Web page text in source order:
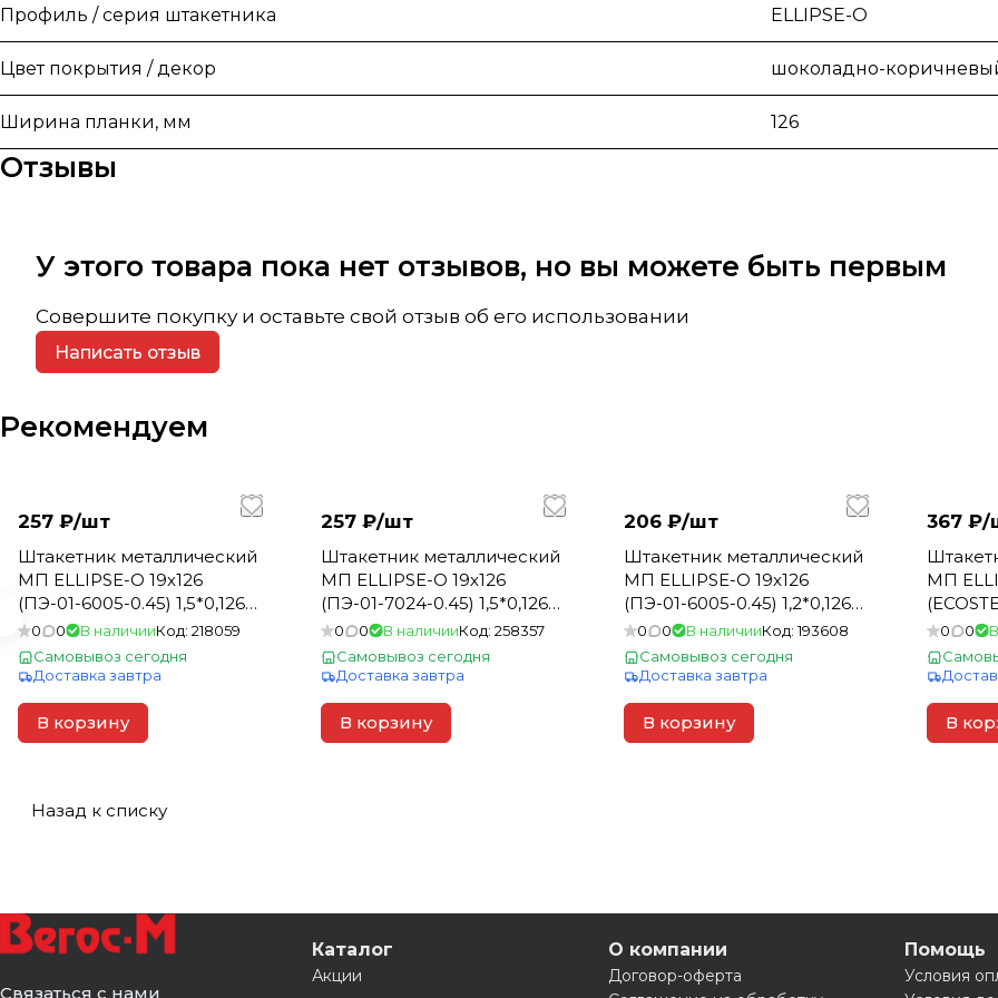
Профиль / серия штакетника ELLIPSE-O
Цвет покрытия / декор шоколадно-
Ширина планки, мм 126
Отзывы
У этого товара пока нет отзывов, но вы можете быть первым
Совершите покупку и оставьте свой отзыв об его использовании
Написать отзыв
Рекомендуем
257 ₽/шт
Штакетник металлический
МП ELLIPSE-О 19х126
(ПЭ-01-6005-0.45) 1,5*0,126
зеленый мох (1шт=0,189м2)
0 0 В наличииКод: 218059
Самовывоз сегодня
Доставка завтра
В корзину
257 ₽/шт
Штакетник металлический
МП ELLIPSE-О 19х126
(ПЭ-01-7024-0.45) 1,5*0,126
серый графит (1шт=0,189м2)
0 0 В наличииКод: 258357
Самовывоз сегодня
Доставка завтра
В корзину
206 ₽/шт
Штакетник металлический
МП ELLIPSE-О 19х126
(ПЭ-01-6005-0.45) 1,2*0,126
зеленый мох (1шт=0,151м2)
0 0 В наличииКод:193608
Самовывоз сегодня
Доставка завтра
В корзину
367 ₽/
МП
0 0
В
Назад к списку
Связаться с нами
Каталог
Акции
О компании
Договор-оферта
Помощь
Условия